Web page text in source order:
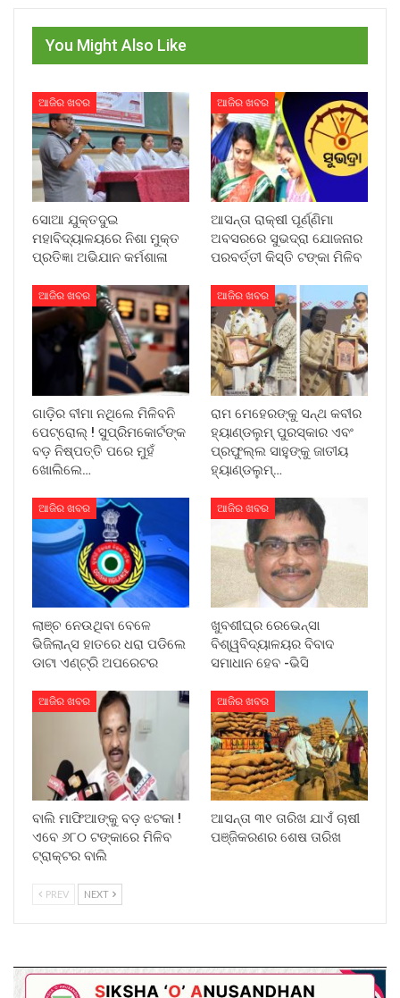
You Might Also Like
ଆଜିର ଖବର
ସୋଆ ଯୁକ୍ତଦୁଇ
ମହାବିଦ୍ୟାଳୟରେ ନିଶା ମୁକ୍ତ
ପ୍ରତିଜ୍ଞା ଅଭିଯାନ କର୍ମଶାଳା
ଆଜିର ଖବର
ଆସନ୍ତା ରାକ୍ଷୀ ପୂର୍ଣ୍ଣିମା
ଅବସରରେ ସୁଭଦ୍ରା ଯୋଜନାର
ପରବର୍ତ୍ତୀ କିସ୍ତି ଟଙ୍କା ମିଳିବ
ଆଜିର ଖବର
ଗାଡ଼ିର ବୀମା ନଥିଲେ ମିଳିବନି
ପେଟ୍ରୋଲ୍ ! ସୁପ୍ରିମକୋର୍ଟଙ୍କ
ବଡ଼ ନିଷ୍ପତ୍ତି ପରେ ମୁହଁ
ଖୋଲିଲେ…
ଆଜିର ଖବର
ରାମ ମେହେରଙ୍କୁ ସନ୍ଥ କବୀର
ହ୍ୟାଣ୍ଡଲୁମ୍ ପୁରସ୍କାର ଏବଂ
ପ୍ରଫୁଲ୍ଲ ସାହୁଙ୍କୁ ଜାତୀୟ
ହ୍ୟାଣ୍ଡଲୁମ୍…
ଆଜିର ଖବର
ଲାଞ୍ଚ ନେଉଥିବା ବେଳେ
ଭିଜିଲାନ୍ସ ହାତରେ ଧରା ପଡିଲେ
ଡାଟା ଏଣ୍ଟ୍ରି ଅପରେଟର
ଆଜିର ଖବର
ଖୁବଶୀଘ୍ର ରେଭେନ୍ସା
ବିଶ୍ୱବିଦ୍ୟାଳୟର ବିବାଦ
ସମାଧାନ ହେବ -ଭିସି
ଆଜିର ଖବର
ବାଲି ମାଫିଆଙ୍କୁ ବଡ଼ ଝଟକା !
ଏବେ ୬୮୦ ଟଙ୍କାରେ ମିଳିବ
ଟ୍ରାକ୍ଟର ବାଲି
ଆଜିର ଖବର
ଆସନ୍ତା ୩୧ ତାରିଖ ଯାଏଁ ଚାଷୀ
ପଞ୍ଜିକରଣର ଶେଷ ତାରିଖ
PREV NEXT